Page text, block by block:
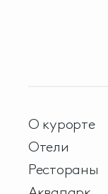
О курорте
Отели
Рестораны